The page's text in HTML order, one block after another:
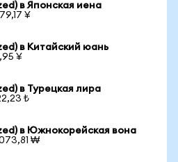
в Японская иена
¥
в Китайский юань
¥
в Турецкая лира
₺
в Южнокорейская вона
₩